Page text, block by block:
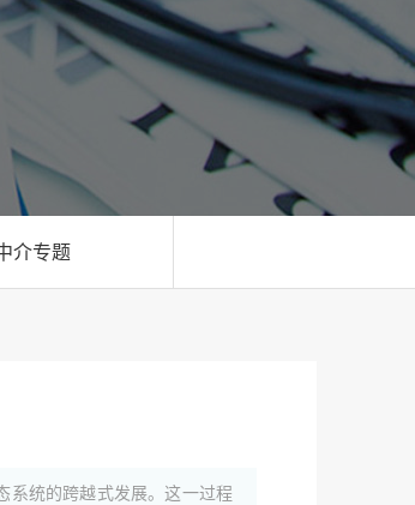
介专题
系统的跨越式发展。这一过程